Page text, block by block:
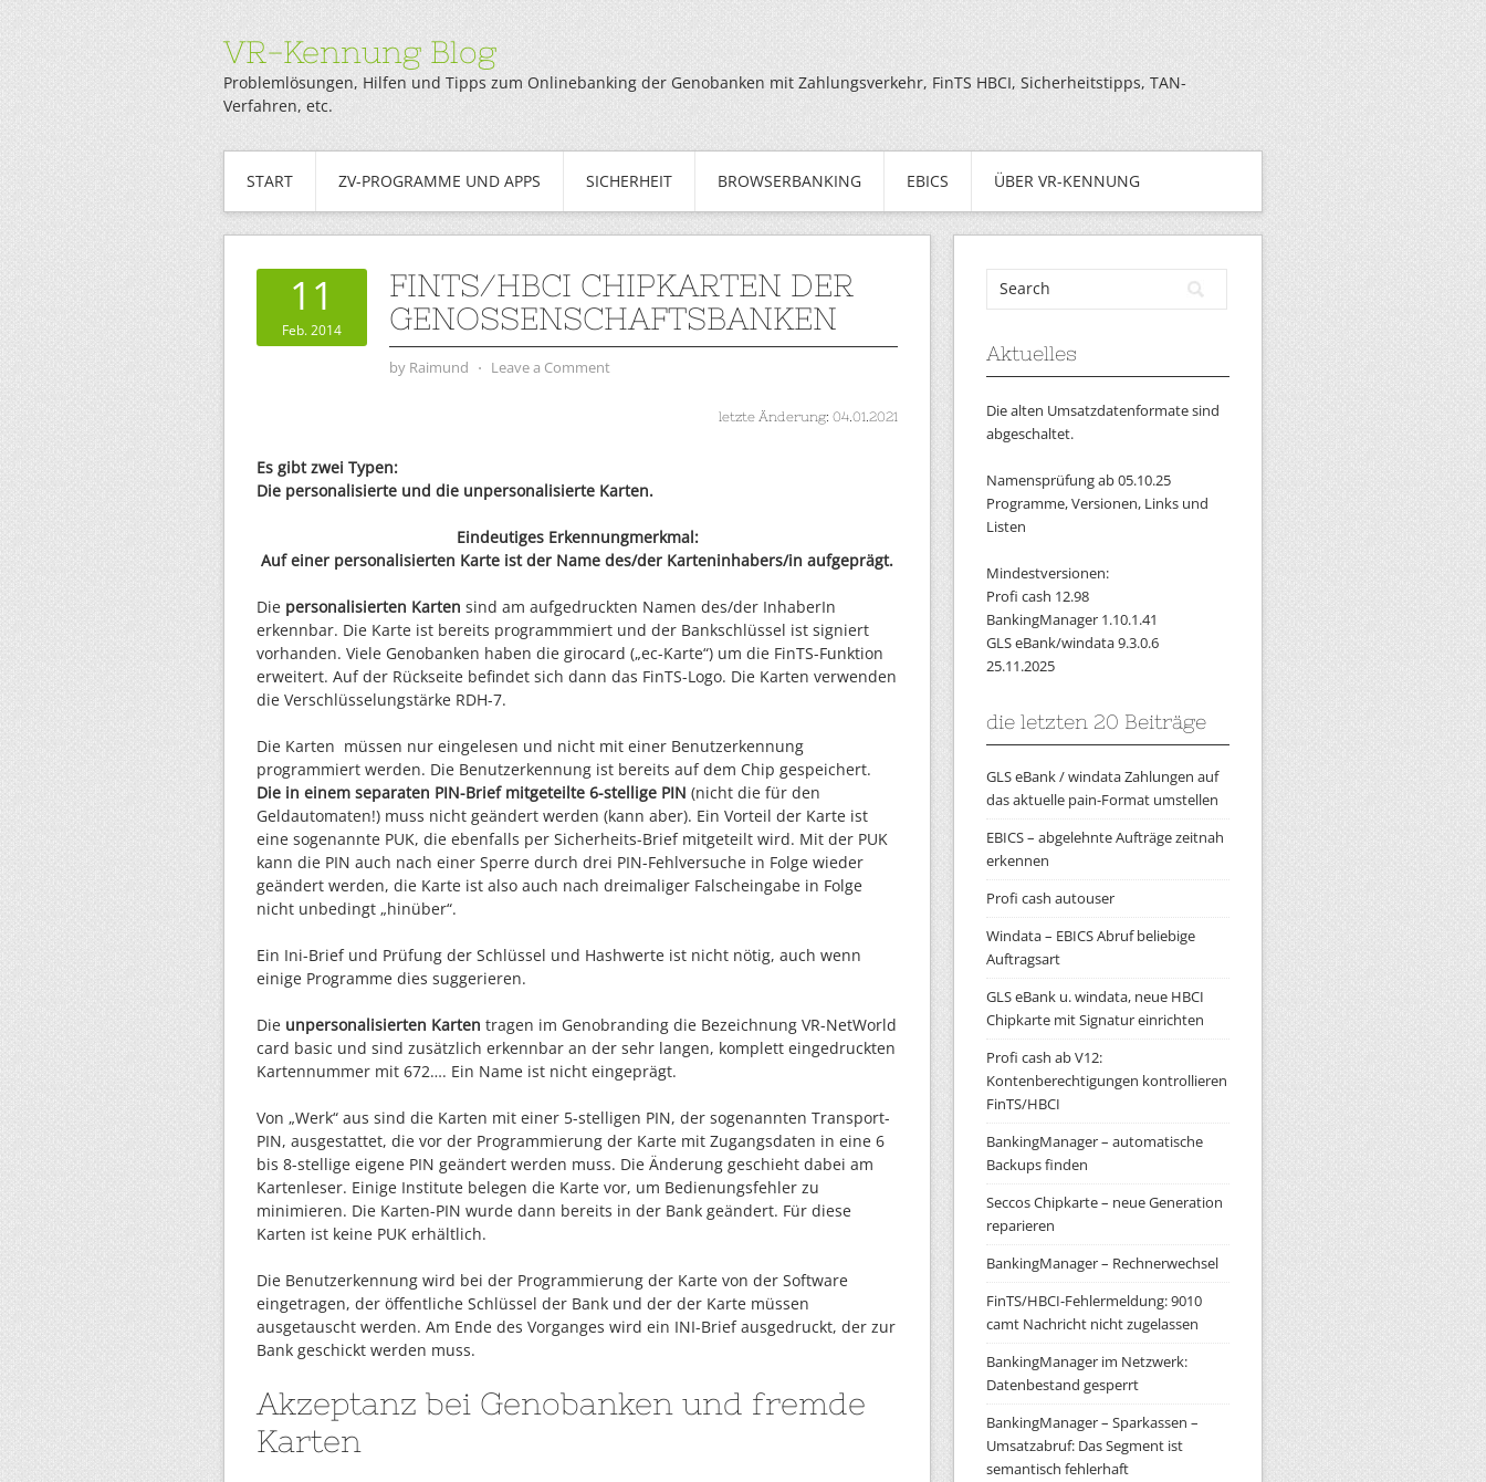
VR-Kennung Blog
Problemlösungen, Hilfen und Tipps zum Onlinebanking der Genobanken mit Zahlungsverkehr, FinTS HBCI, Sicherheitstipps, TAN-
Verfahren, etc.
START ZV-PROGRAMME UND APPS SICHERHEIT BROWSERBANKING EBICS ÜBER VR-KENNUNG
11
Feb. 2014
FINTS/HBCI CHIPKARTEN DER
GENOSSENSCHAFTSBANKEN
by Raimund ⋅ Leave a Comment
letzte Änderung: 04.01.2021
Es gibt zwei Typen:
Die personalisierte und die unpersonalisierte Karten.
Eindeutiges Erkennungmerkmal:
Auf einer personalisierten Karte ist der Name des/der Karteninhabers/in aufgeprägt.
Die personalisierten Karten sind am aufgedruckten Namen des/der InhaberIn
erkennbar. Die Karte ist bereits programmmiert und der Bankschlüssel ist signiert
vorhanden. Viele Genobanken haben die girocard („ec-Karte“) um die FinTS-Funktion
erweitert. Auf der Rückseite befindet sich dann das FinTS-Logo. Die Karten verwenden
die Verschlüsselungstärke RDH-7.
Die Karten müssen nur eingelesen und nicht mit einer Benutzerkennung
programmiert werden. Die Benutzerkennung ist bereits auf dem Chip gespeichert.
Die in einem separaten PIN-Brief mitgeteilte 6-stellige PIN (nicht die für den
Geldautomaten!) muss nicht geändert werden (kann aber). Ein Vorteil der Karte ist
eine sogenannte PUK, die ebenfalls per Sicherheits-Brief mitgeteilt wird. Mit der PUK
kann die PIN auch nach einer Sperre durch drei PIN-Fehlversuche in Folge wieder
geändert werden, die Karte ist also auch nach dreimaliger Falscheingabe in Folge
nicht unbedingt „hinüber“.
Ein Ini-Brief und Prüfung der Schlüssel und Hashwerte ist nicht nötig, auch wenn
einige Programme dies suggerieren.
Die unpersonalisierten Karten tragen im Genobranding die Bezeichnung VR-NetWorld
card basic und sind zusätzlich erkennbar an der sehr langen, komplett eingedruckten
Kartennummer mit 672…. Ein Name ist nicht eingeprägt.
Von „Werk“ aus sind die Karten mit einer 5-stelligen PIN, der sogenannten Transport-
PIN, ausgestattet, die vor der Programmierung der Karte mit Zugangsdaten in eine 6
bis 8-stellige eigene PIN geändert werden muss. Die Änderung geschieht dabei am
Kartenleser. Einige Institute belegen die Karte vor, um Bedienungsfehler zu
minimieren. Die Karten-PIN wurde dann bereits in der Bank geändert. Für diese
Karten ist keine PUK erhältlich.
Die Benutzerkennung wird bei der Programmierung der Karte von der Software
eingetragen, der öffentliche Schlüssel der Bank und der der Karte müssen
ausgetauscht werden. Am Ende des Vorganges wird ein INI-Brief ausgedruckt, der zur
Bank geschickt werden muss.
Akzeptanz bei Genobanken und fremde
Karten
Aktuelles
Die alten Umsatzdatenformate sind
abgeschaltet.
Namensprüfung ab 05.10.25
Programme, Versionen, Links und
Listen
Mindestversionen:
Profi cash 12.98
BankingManager 1.10.1.41
GLS eBank/windata 9.3.0.6
25.11.2025
die letzten 20 Beiträge
GLS eBank / windata Zahlungen auf
das aktuelle pain-Format umstellen
EBICS – abgelehnte Aufträge zeitnah
erkennen
Profi cash autouser
Windata – EBICS Abruf beliebige
Auftragsart
GLS eBank u. windata, neue HBCI
Chipkarte mit Signatur einrichten
Profi cash ab V12:
Kontenberechtigungen kontrollieren
FinTS/HBCI
BankingManager – automatische
Backups finden
Seccos Chipkarte – neue Generation
reparieren
BankingManager – Rechnerwechsel
FinTS/HBCI-Fehlermeldung: 9010
camt Nachricht nicht zugelassen
BankingManager im Netzwerk:
Datenbestand gesperrt
BankingManager – Sparkassen –
Umsatzabruf: Das Segment ist
semantisch fehlerhaft